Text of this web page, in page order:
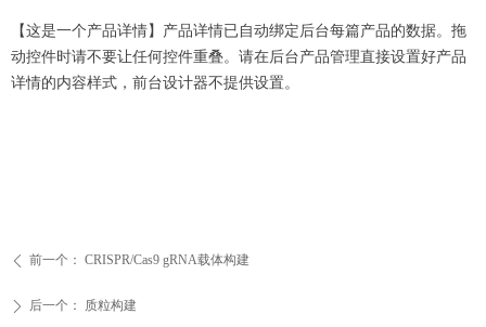
ꄴ 前一个： CRISPR/Cas9 gRNA载体构建
ꄲ 后一个： 质粒构建
【这是一个产品详情】产品详情已自动绑定后台每篇产品的数据。拖
动控件时请不要让任何控件重叠。请在后台产品管理直接设置好产品
详情的内容样式，前台设计器不提供设置。